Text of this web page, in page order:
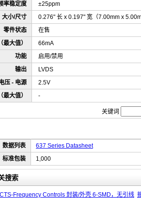
率稳定度
±25ppm
大小/尺寸
0.276" 长 x 0.197" 宽（7.00mm x
零件状态
在售
最大值）
66mA
功能
启用/禁用
输出
LVDS
压 - 电源
2.5V
大值）
-
关键词
数据列表
637 Series Datasheet
标准包装
1,000
搜索
CTS-Frequency Controls 封装/外壳 6-SMD，无引线